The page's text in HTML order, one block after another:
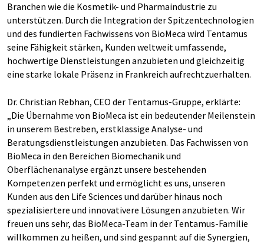
Branchen wie die Kosmetik- und Pharmaindustrie zu
unterstützen. Durch die Integration der Spitzentechnologien
und des fundierten Fachwissens von BioMeca wird Tentamus
seine Fähigkeit stärken, Kunden weltweit umfassende,
hochwertige Dienstleistungen anzubieten und gleichzeitig
eine starke lokale Präsenz in Frankreich aufrechtzuerhalten.
Dr. Christian Rebhan, CEO der Tentamus-Gruppe, erklärte:
„Die Übernahme von BioMeca ist ein bedeutender Meilenstein
in unserem Bestreben, erstklassige Analyse- und
Beratungsdienstleistungen anzubieten. Das Fachwissen von
BioMeca in den Bereichen Biomechanik und
Oberflächenanalyse ergänzt unsere bestehenden
Kompetenzen perfekt und ermöglicht es uns, unseren
Kunden aus den Life Sciences und darüber hinaus noch
spezialisiertere und innovativere Lösungen anzubieten. Wir
freuen uns sehr, das BioMeca-Team in der Tentamus-Familie
willkommen zu heißen, und sind gespannt auf die Synergien,